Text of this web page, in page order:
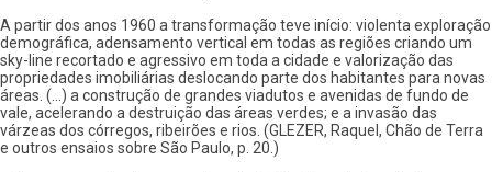
A partir dos anos 1960 a transformação teve início: violenta exploração
demográfica, adensamento vertical em todas as regiões criando um
sky-line recortado e agressivo em toda a cidade e valorização das
propriedades imobiliárias deslocando parte dos habitantes para novas
áreas. (...) a construção de grandes viadutos e avenidas de fundo de
vale, acelerando a destruição das áreas verdes; e a invasão das
várzeas dos córregos, ribeirões e rios. (GLEZER, Raquel, Chão de Terra
e outros ensaios sobre São Paulo, p. 20.)